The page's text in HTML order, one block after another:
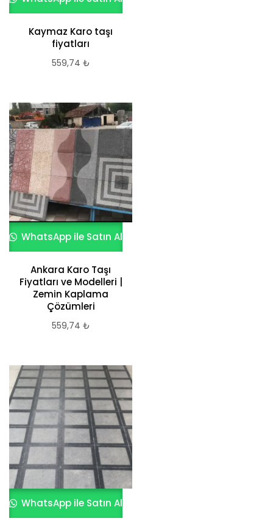
Kaymaz Karo taşı
fiyatları
559,74 ₺
WhatsApp ile Satın Al
Ankara Karo Taşı
Fiyatları ve Modelleri |
Zemin Kaplama
Çözümleri
559,74 ₺
WhatsApp ile Satın Al